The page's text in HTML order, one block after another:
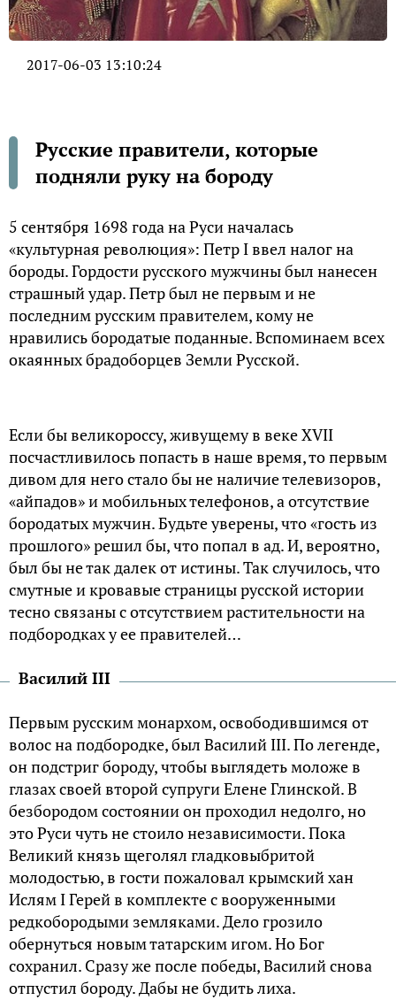
2017-06-03 13:10:24
Русские правители, которые
подняли руку на бороду
5 сентября 1698 года на Руси началась
«культурная революция»: Петр I ввел налог на
бороды. Гордости русского мужчины был нанесен
страшный удар. Петр был не первым и не
последним русским правителем, кому не
нравились бородатые поданные. Вспоминаем всех
окаянных брадоборцев Земли Русской.
Если бы великороссу, живущему в веке XVII
посчастливилось попасть в наше время, то первым
дивом для него стало бы не наличие телевизоров,
«айпадов» и мобильных телефонов, а отсутствие
бородатых мужчин. Будьте уверены, что «гость из
прошлого» решил бы, что попал в ад. И, вероятно,
был бы не так далек от истины. Так случилось, что
смутные и кровавые страницы русской истории
тесно связаны с отсутствием растительности на
подбородках у ее правителей…
Василий III
Первым русским монархом, освободившимся от
волос на подбородке, был Василий III. По легенде,
он подстриг бороду, чтобы выглядеть моложе в
глазах своей второй супруги Елене Глинской. В
безбородом состоянии он проходил недолго, но
это Руси чуть не стоило независимости. Пока
Великий князь щеголял гладковыбритой
молодостью, в гости пожаловал крымский хан
Ислям I Герей в комплекте с вооруженными
редкобородыми земляками. Дело грозило
обернуться новым татарским игом. Но Бог
сохранил. Сразу же после победы, Василий снова
отпустил бороду. Дабы не будить лиха.